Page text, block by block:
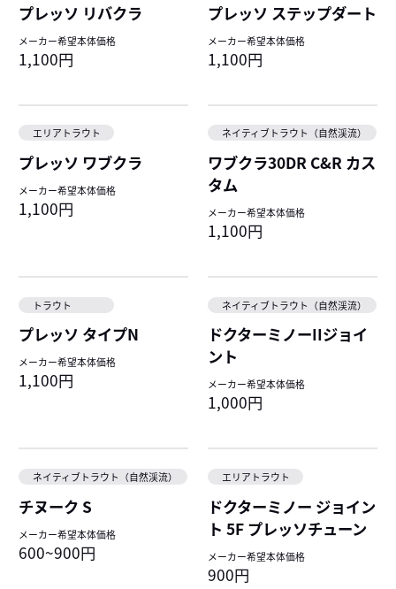
プレッソ リバクラ
メーカー希望本体価格
1,100円
プレッソ ステップダート
メーカー希望本体価格
1,100円
エリアトラウト
プレッソ ワブクラ
メーカー希望本体価格
1,100円
ネイティブトラウト（自然渓流）
ワブクラ30DR C&R カス
タム
メーカー希望本体価格
1,100円
トラウト
プレッソ タイプN
メーカー希望本体価格
1,100円
ネイティブトラウト（自然渓流）
ドクターミノーIIジョイ
ント
メーカー希望本体価格
1,000円
ネイティブトラウト（自然渓流）
チヌーク S
メーカー希望本体価格
600~900円
エリアトラウト
ドクターミノー ジョイン
ト 5F プレッソチューン
メーカー希望本体価格
900円